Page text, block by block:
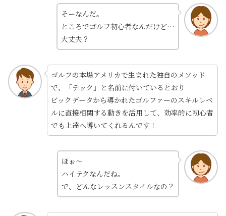
そーなんだ。
ところでゴルフ初心者なんだけど…
大丈夫？
ゴルフの本場アメリカで生まれた独自のメソッド
で、「テック」と名前に付いているとおり
ビックデータから導かれたゴルファーのスキルレベ
ルに直接相関する動きを活用して、効率的に初心者
でも上達へ導いてくれるんです！
ほぉ～
ハイテクなんだね。
で、どんなレッスンスタイルなの？